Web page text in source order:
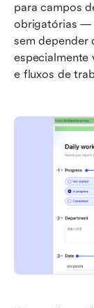
para campos
obrigatórias —
sem depender
especialmente
e fluxos de